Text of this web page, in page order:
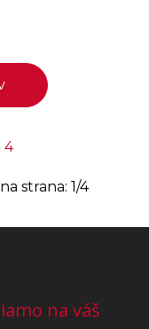
4
strana: 1/4
na váš